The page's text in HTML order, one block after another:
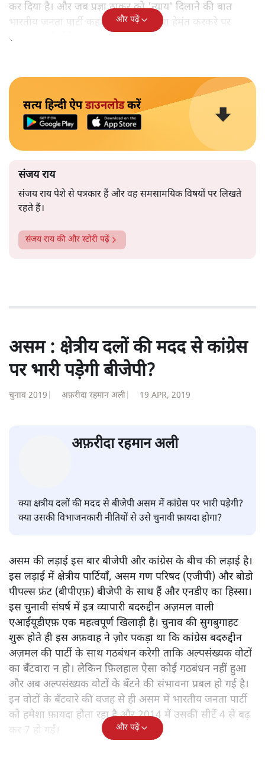
कर दिया है। और जब प्रज्ञा ठाकुर को 'न्याय' दिलाने की बात
भारतीय जनता पार्टी कह रही है तो उसे क्या हेमंत करकरे पर
सवाल उठाने होंगे?
और पढ़ें
सत्य हिन्दी ऐपडाउनलोडकरें
संजय राय
संजय राय पेशे से पत्रकार हैं और वह समसामयिक विषयों पर लिखते
रहते हैं।
संजय रायकी और स्टोरी पढ़ें
असम : क्षेत्रीय दलों की मदद से कांग्रेस
पर भारी पड़ेगी बीजेपी?
चुनाव 2019 अफ़रीदा रहमान अली 19 APR, 2019
अफ़रीदा रहमान अली
क्या क्षत्रीय दलों की मदद से बीजेपी असम में कांग्रेस पर भारी पड़ेगी?
क्या उसकी विभाजनकारी नीतियों से उसे चुनावी फ़ायदा होगा?
असम की लड़ाई इस बार बीजेपी और कांग्रेस के बीच की लड़ाई है।
इस लड़ाई में क्षेत्रीय पार्टियाँ, असम गण परिषद (एजीपी) और बोडो